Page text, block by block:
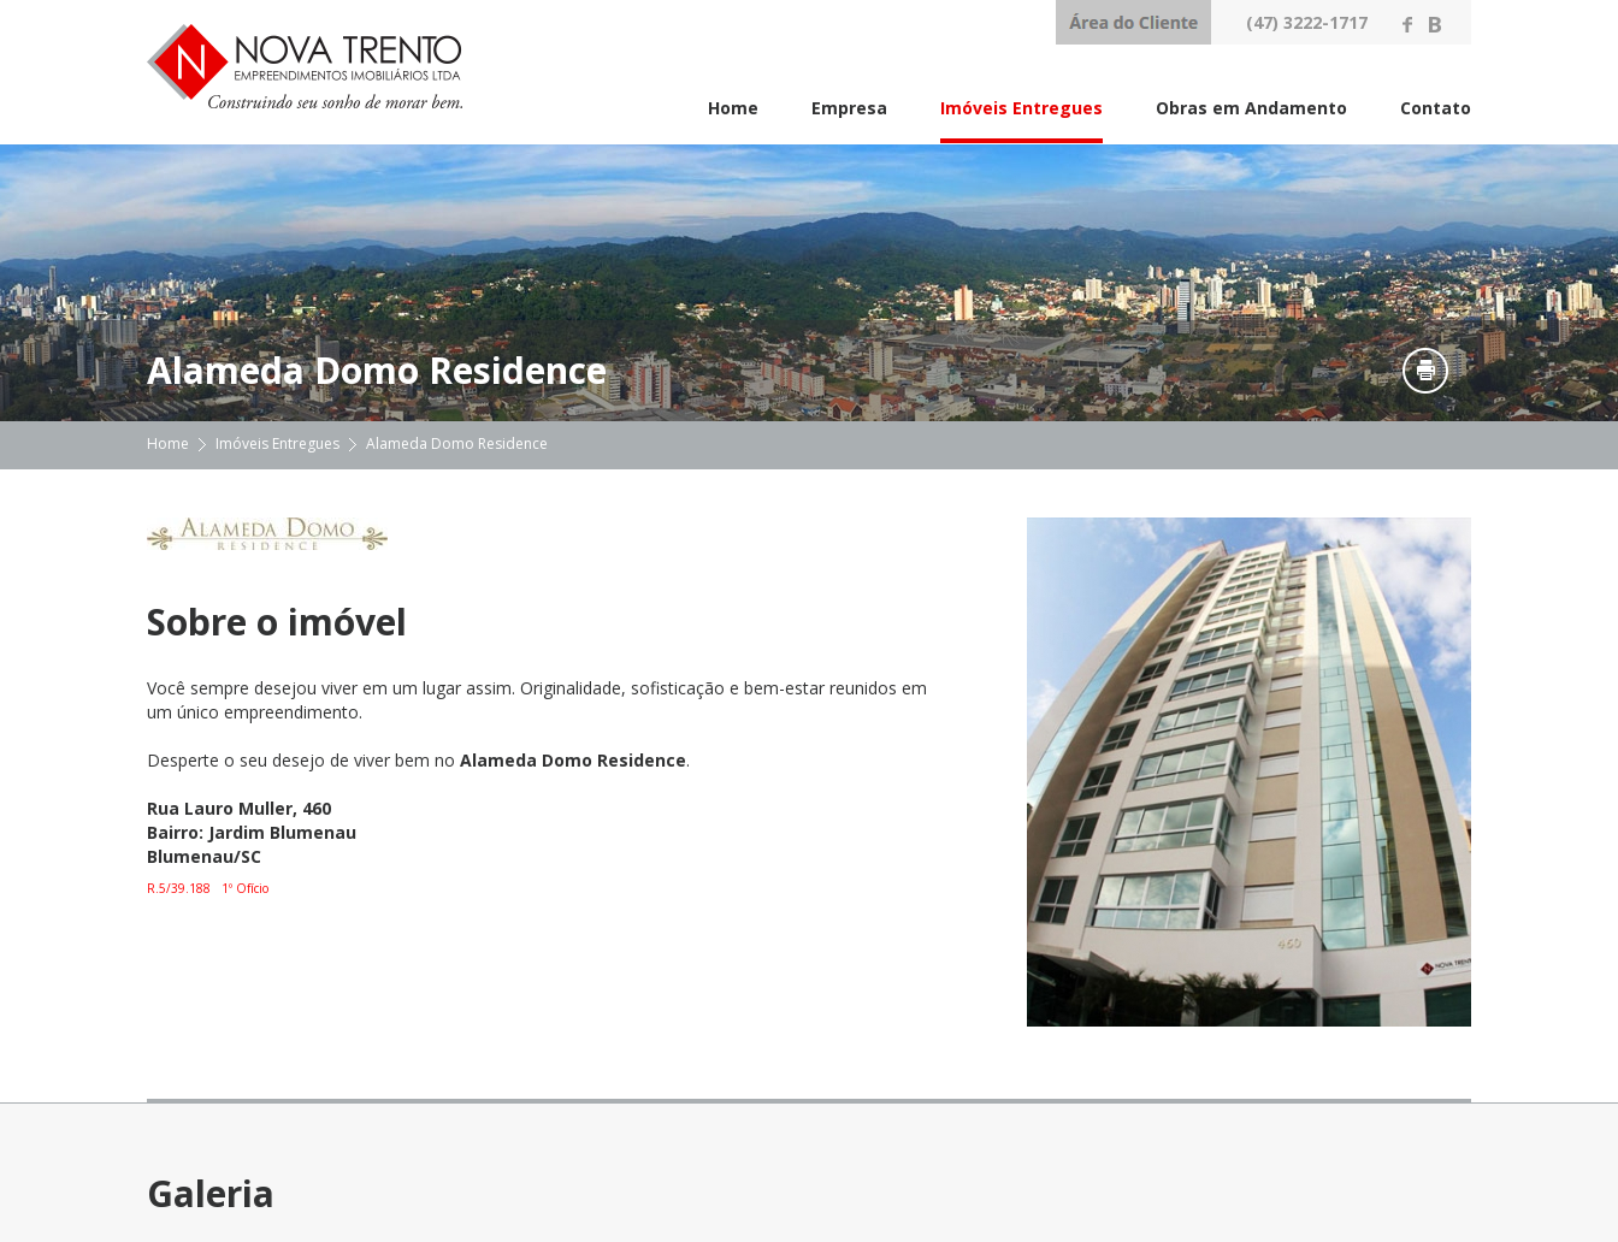
Home Empresa Imóveis Entregues Obras em Andamento Contato
(47) 3222-1717
Alameda Domo Residence
Home Imóveis Entregues Alameda Domo Residence
Sobre o imóvel
Você sempre desejou viver em um lugar assim. Originalidade, sofisticação e bem-estar reunidos em
um único empreendimento.
Desperte o seu desejo de viver bem no Alameda Domo Residence.
Rua Lauro Muller, 460
Bairro: Jardim Blumenau
Blumenau/SC
R.5/39.188 1º Ofício
Galeria